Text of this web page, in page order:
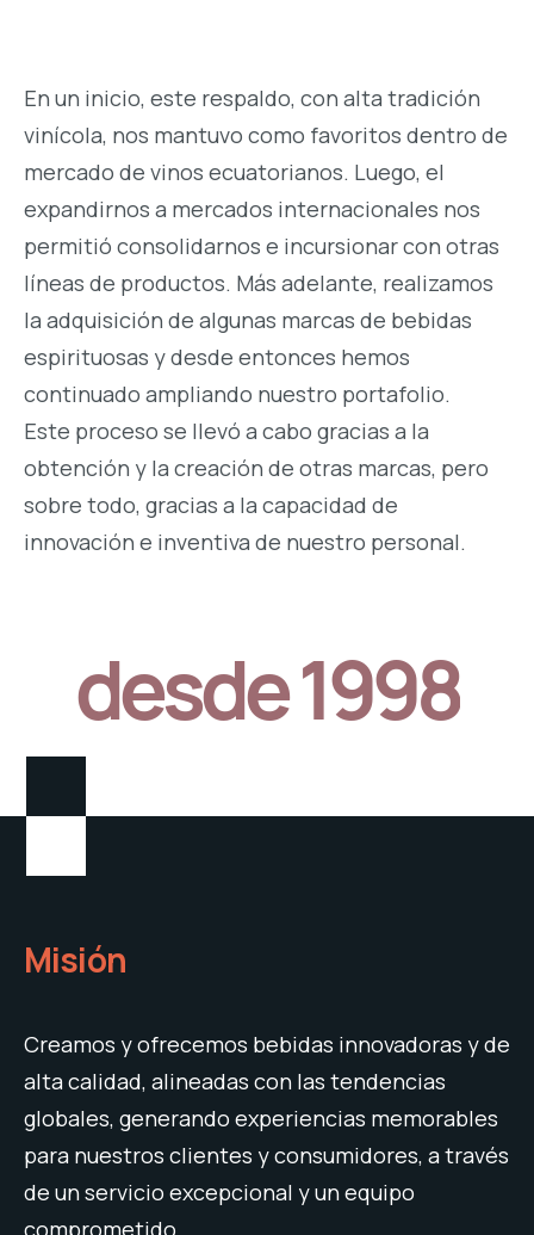
En un inicio, este respaldo, con alta tradición
vinícola, nos mantuvo como favoritos dentro de
mercado de vinos ecuatorianos. Luego, el
expandirnos a mercados internacionales nos
permitió consolidarnos e incursionar con otras
líneas de productos. Más adelante, realizamos
la adquisición de algunas marcas de bebidas
espirituosas y desde entonces hemos
continuado ampliando nuestro portafolio.
Este proceso se llevó a cabo gracias a la
obtención y la creación de otras marcas, pero
sobre todo, gracias a la capacidad de
innovación e inventiva de nuestro personal.
desde 1998
Misión
Creamos y ofrecemos bebidas innovadoras y de
alta calidad, alineadas con las tendencias
globales, generando experiencias memorables
para nuestros clientes y consumidores, a través
de un servicio excepcional y un equipo
comprometido.